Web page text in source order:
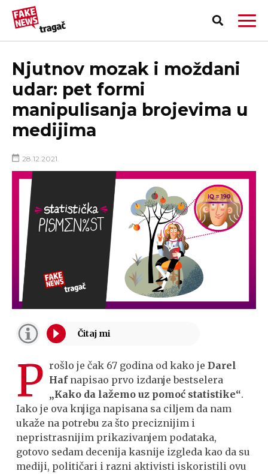
PRIJAVI LAŽNU VEST!
Njutnov mozak i moždani
udar: pet formi
manipulisanja brojevima u
medijima
28.12.2021.
P rošlo je čak 67 godina od kako jeDarel
Hafnapisao prvo izdanje bestselera
„Kako da lažemo uz pomoć statistike“.
Iako je ova knjiga napisana sa ciljem da nam
ukaže na potrebu za što preciznijim i
nepristrasnijim prikazivanjem podataka,
gotovo sedam decenija kasnije izgleda kao da su
mediji, političari i razni aktivisti iskoristili ovu